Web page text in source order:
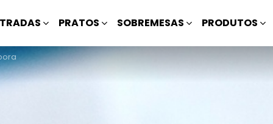
PRATOS SOBREMESAS PRODUTOS